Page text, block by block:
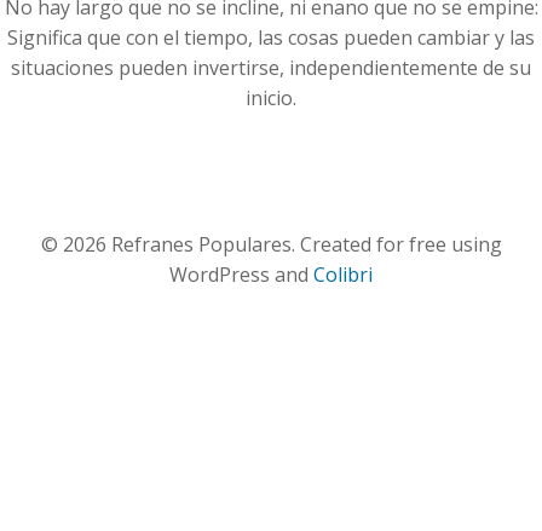
No hay largo que no se incline, ni enano que no se empine:
Significa que con el tiempo, las cosas pueden cambiar y las
situaciones pueden invertirse, independientemente de su
inicio.
© 2026 Refranes Populares. Created for free using
WordPress and Colibri